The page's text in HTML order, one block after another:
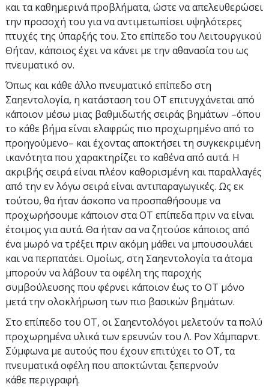
και τα καθημερινά προβλήματα, ώστε να απελευθερώσει
την προσοχή του για να αντιμετωπίσει υψηλότερες
πτυχές της ύπαρξής του. Στο επίπεδο του Λειτουργικού
Θήταν, κάποιος έχει να κάνει με την αθανασία του ως
πνευματικό ον.
Όπως και κάθε άλλο πνευματικό επίπεδο στη
Σαηεντολογία, η κατάσταση του ΟΤ επιτυγχάνεται από
κάποιον μέσω μιας βαθμιδωτής σειράς βημάτων –όπου
το κάθε βήμα είναι ελαφρώς πιο προχωρημένο από το
προηγούμενο– και έχοντας αποκτήσει τη συγκεκριμένη
ικανότητα που χαρακτηρίζει το καθένα από αυτά. Η
ακριβής σειρά είναι πλέον καθορισμένη και παραλλαγές
από την εν λόγω σειρά είναι αντιπαραγωγικές. Ως εκ
τούτου, θα ήταν άσκοπο να προσπαθήσουμε να
προχωρήσουμε κάποιον στα ΟΤ επίπεδα πριν να είναι
έτοιμος για αυτά. Θα ήταν σα να ζητούσε κάποιος από
ένα μωρό να τρέξει πριν ακόμη μάθει να μπουσουλάει
και να περπατάει. Ομοίως, στη Σαηεντολογία τα άτομα
μπορούν να λάβουν τα οφέλη της παροχής
συμβούλευσης που φέρνει κάποιον έως το OT μόνο
μετά την ολοκλήρωση των πιο βασικών βημάτων.
Στο επίπεδο του OT, οι Σαηεντολόγοι μελετούν τα πολύ
προχωρημένα υλικά των ερευνών του Λ. Ρον Χάμπαρντ.
Σύμφωνα με αυτούς που έχουν επιτύχει το OT, τα
πνευματικά οφέλη που αποκτώνται ξεπερνούν
κάθε περιγραφή.